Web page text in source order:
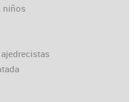
niños